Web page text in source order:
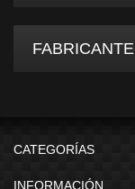
CATEGORÍAS
INFORMACIÓN